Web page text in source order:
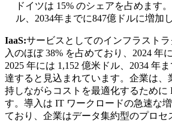
ドイツは 15% のシェアを占めます
ル、2034年までに847億ドルに増加
IaaS:サービスとしてのインフラスト
入のほぼ 38% を占めており、2024 年
2025 年には 1,152 億米ドル、2034 年
達すると見込まれています。企業は、
持しながらコストを最適化するために
す。導入は IT ワークロードの急速な
ており、企業はデータ集約型のプロセ